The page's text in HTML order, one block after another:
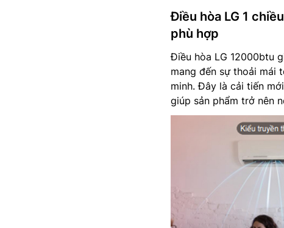
Điều hòa LG 1
phù hợp
Điều hòa LG 12000btu
mang đến sự thoải mái
minh. Đây là cải tiến
giúp sản phẩm trở nên